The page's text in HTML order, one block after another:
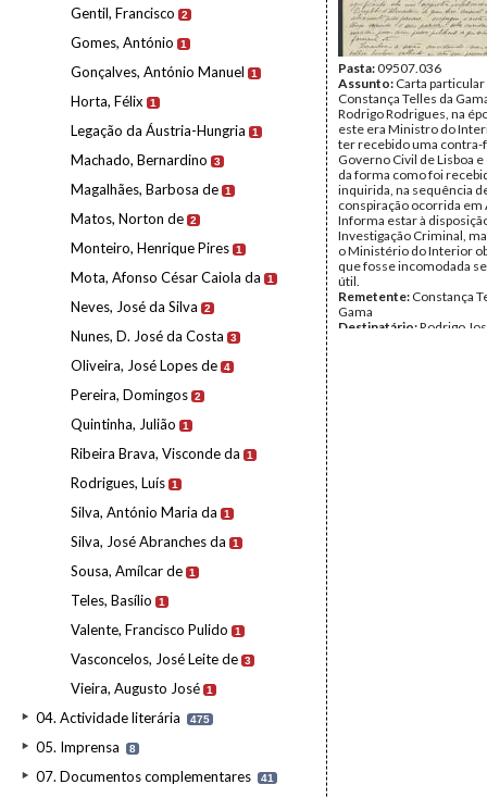
Gentil, Francisco 2
Gomes, António 1
Gonçalves, António Manuel 1
Horta, Félix 1
Legação da Áustria-Hungria 1
Machado, Bernardino 3
Magalhães, Barbosa de 1
Matos, Norton de 2
Monteiro, Henrique Pires 1
Mota, Afonso César Caiola da 1
Neves, José da Silva 2
Nunes, D. José da Costa 3
Oliveira, José Lopes de 4
Pereira, Domingos 2
Quintinha, Julião 1
Ribeira Brava, Visconde da 1
Rodrigues, Luís 1
Silva, António Maria da 1
Silva, José Abranches da 1
Sousa, Amílcar de 1
Teles, Basílio 1
Valente, Francisco Pulido 1
Vasconcelos, José Leite de 3
Vieira, Augusto José 1
04. Actividade literária 475
05. Imprensa 8
07. Documentos complementares 41
Pasta:09507.036
Assunto: Carta
Constança Telles da
Rodrigo Rodrigues, na
este era Ministro do
ter recebido uma contra-
Governo Civil de Lisboa
da forma como foi
inquirida, na sequência
conspiração ocorrida em
Informa estar à
Investigação Criminal,
o Ministério do Interior
que fosse incomodada
útil.
Remetente: Constança
Gama
Destinatário:Rodrigo